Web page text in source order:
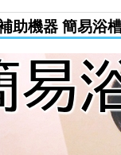
助機器 簡易浴